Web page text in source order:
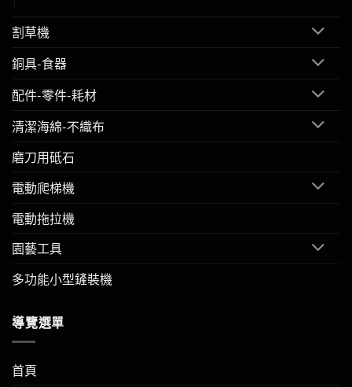
割草機
銅具-食器
配件-零件-耗材
清潔海綿-不織布
磨刀用砥石
電動爬梯機
電動拖拉機
園藝工具
多功能小型鏟裝機
導覽選單
首頁